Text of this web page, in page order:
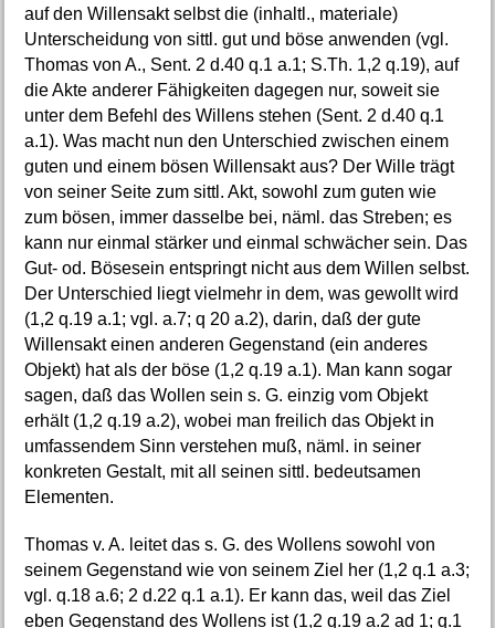
auf den Willensakt selbst die (inhaltl., materiale)
Unterscheidung von sittl. gut und böse anwenden (vgl.
Thomas von A., Sent. 2 d.40 q.1 a.1; S.Th. 1,2 q.19), auf
die Akte anderer Fähigkeiten dagegen nur, soweit sie
unter dem Befehl des Willens stehen (Sent. 2 d.40 q.1
a.1). Was macht nun den Unterschied zwischen einem
guten und einem bösen Willensakt aus? Der Wille trägt
von seiner Seite zum sittl. Akt, sowohl zum guten wie
zum bösen, immer dasselbe bei, näml. das Streben; es
kann nur einmal stärker und einmal schwächer sein. Das
Gut- od. Bösesein entspringt nicht aus dem Willen selbst.
Der Unterschied liegt vielmehr in dem, was gewollt wird
(1,2 q.19 a.1; vgl. a.7; q 20 a.2), darin, daß der gute
Willensakt einen anderen Gegenstand (ein anderes
Objekt) hat als der böse (1,2 q.19 a.1). Man kann sogar
sagen, daß das Wollen sein s. G. einzig vom Objekt
erhält (1,2 q.19 a.2), wobei man freilich das Objekt in
umfassendem Sinn verstehen muß, näml. in seiner
konkreten Gestalt, mit all seinen sittl. bedeutsamen
Elementen.
Thomas v. A. leitet das s. G. des Wollens sowohl von
seinem Gegenstand wie von seinem Ziel her (1,2 q.1 a.3;
vgl. q.18 a.6; 2 d.22 q.1 a.1). Er kann das, weil das Ziel
eben Gegenstand des Wollens ist (1,2 q.19 a.2 ad 1; q.1